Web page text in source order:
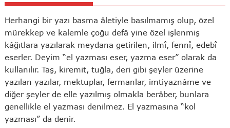
Herhangi bir yazı basma âletiyle basılmamış olup, özel
mürekkep ve kalemle çoğu defâ yine özel işlenmiş
kâğıtlara yazılarak meydana getirilen, ilmî, fennî, edebî
eserler. Deyim “el yazması eser, yazma eser” olarak da
kullanılır. Taş, kiremit, tuğla, deri gibi şeyler üzerine
yazılan yazılar, mektuplar, fermanlar, imtiyaznâme ve
diğer şeyler de elle yazılmış olmakla berâber, bunlara
genellikle el yazması denilmez. El yazmasına “kol
yazması” da denir.